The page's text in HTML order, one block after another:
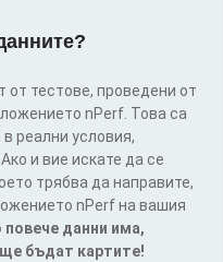
от тестове, проведени от
nPerf. Това са
реални условия,
и вие искате да се
трябва да направите,
nPerf на вашия
повече данни има,
бъдат картите!